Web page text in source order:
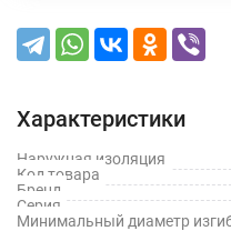
Характеристики
Наружная изоляция
Код товара
Бренд
Серия
Минимальный диаметр